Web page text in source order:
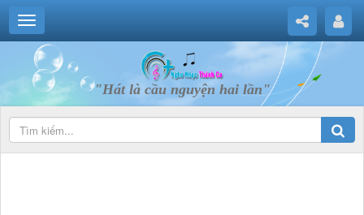
"Hát là cầu nguyện hai lần"